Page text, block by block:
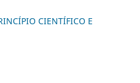
CIENTÍFICO E